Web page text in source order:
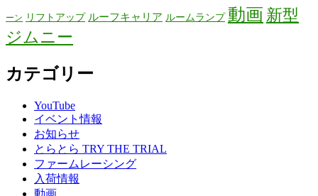
ーン リフトアップ ルーフキャリア ルームランプ 動画 新型
ジムニー
カテゴリー
YouTube
イベント情報
お知らせ
とらとら TRY THE TRIAL
ファームレーシング
入荷情報
動画